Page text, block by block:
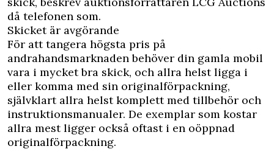
då telefonen som.
Skicket är avgörande
För att tangera högsta pris på
andrahandsmarknaden behöver din gamla mobil
vara i mycket bra skick, och allra helst ligga i
eller komma med sin originalförpackning,
självklart allra helst komplett med tillbehör och
instruktionsmanualer. De exemplar som kostar
allra mest ligger också oftast i en oöppnad
originalförpackning.